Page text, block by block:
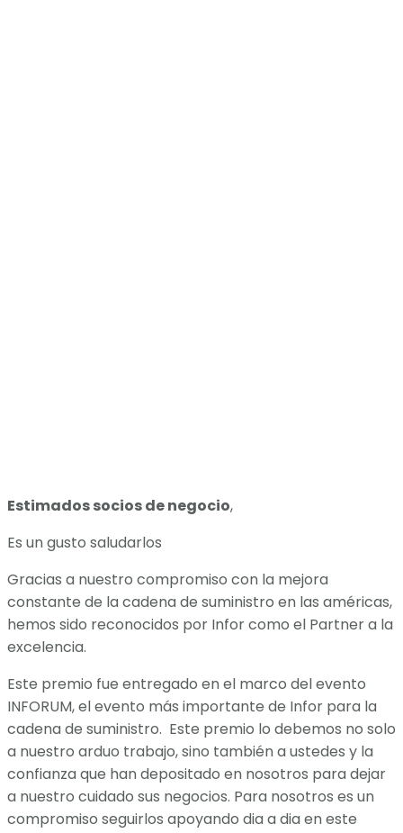
Estimados socios de negocio,
Es un gusto saludarlos
Gracias a nuestro compromiso con la mejora
constante de la cadena de suministro en las américas,
hemos sido reconocidos por Infor como el Partner a la
excelencia.
Este premio fue entregado en el marco del evento
INFORUM, el evento más importante de Infor para la
cadena de suministro. Este premio lo debemos no solo
a nuestro arduo trabajo, sino también a ustedes y la
confianza que han depositado en nosotros para dejar
a nuestro cuidado sus negocios. Para nosotros es un
compromiso seguirlos apoyando dia a dia en este